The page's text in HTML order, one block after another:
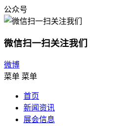
公众号
微信扫一扫关注我们
微博
菜单 菜单
首页
新闻资讯
展会信息